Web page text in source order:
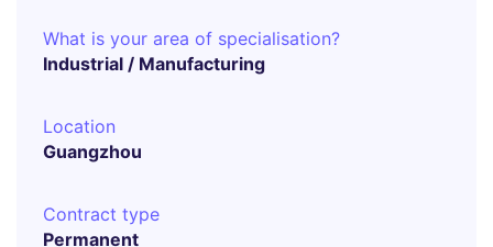
What is your area of specialisation?
Industrial / Manufacturing
Location
Guangzhou
Contract type
Permanent